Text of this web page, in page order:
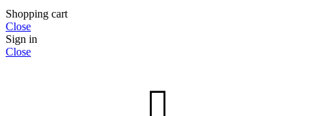
Shopping cart
Close
Sign in
Close